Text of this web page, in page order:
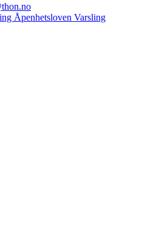
Åpenhetsloven Varsling